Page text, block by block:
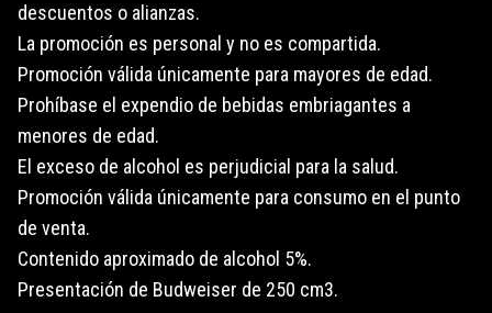
descuentos o alianzas.
La promoción es personal y no es compartida.
Promoción válida únicamente para mayores de edad.
Prohíbase el expendio de bebidas embriagantes a
menores de edad.
El exceso de alcohol es perjudicial para la salud.
Promoción válida únicamente para consumo en el punto
de venta.
Contenido aproximado de alcohol 5%.
Presentación de Budweiser de 250 cm3.